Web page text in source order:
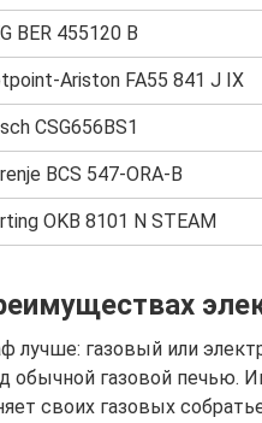
BER 455120 B
Ariston FA55 841 J IX
CSG656BS1
BCS 547-ORA-B
OKB 8101 N STEAM
лучше: газовый или
обычной газовой печью.
своих газовых